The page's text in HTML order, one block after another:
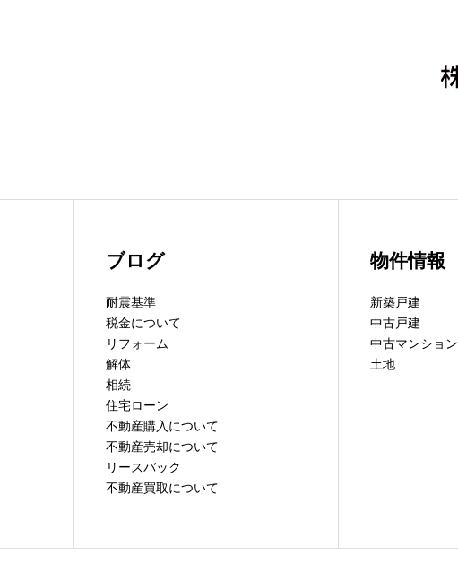
ブログ
耐震基準
税金について
リフォーム
解体
相続
住宅ローン
不動産購入について
不動産売却について
リースバック
不動産買取について
物件情報
新築戸建
中古戸建
中古マンション
土地